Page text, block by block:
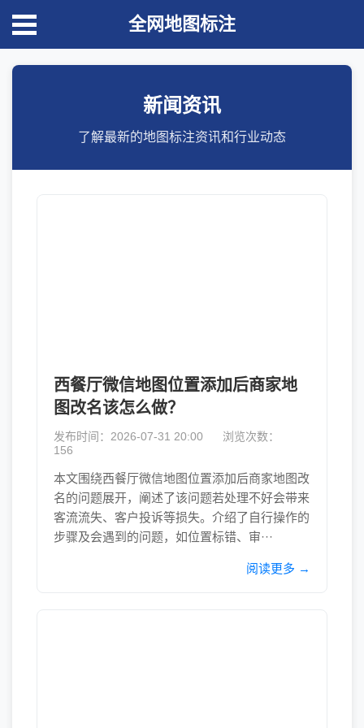
全网地图标注
新闻资讯
了解最新的地图标注资讯和行业动态
西餐厅微信地图位置添加后商家地
图改名该怎么做？
发布时间：2026-07-31 20:00
浏览次数：
156
本文围绕西餐厅微信地图位置添加后商家地图改
名的问题展开，阐述了该问题若处理不好会带来
客流流失、客户投诉等损失。介绍了自行操作的
步骤及会遇到的问题，如位置标错、审···
阅读更多 →